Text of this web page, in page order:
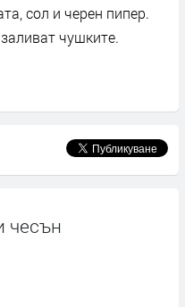
сол и черен пипер.
чушките.
чесън